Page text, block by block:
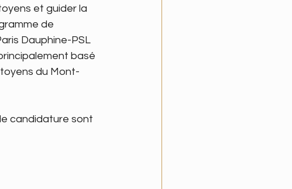
et guider la
de
Dauphine-PSL
basé
du Mont-
candidature sont